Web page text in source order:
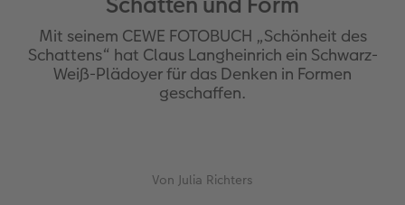
Jahrbuch gestalten
CEWE FOTOBUCH Kids
Panoramaseite
Designvorlagen
Bilderboxen
Premium Poster
Fotosticker
Fotos digitalisieren
Photo Streetmap Poster
Acrylglas
Alu-Dibond
Hartschaum
Dankeskarten Kommunion
Dankeskarten
Urlaubsgrüße
Papierqualitäten
Textilien
Schule & Büro
Foto-Geschenkbox
Handyhüllen
Wandkalender mit Design
NEU: Wandkalender Fineline
Kalender-Kundenbeispiele
Extras
Max Case
Smartflip
PopGrip
CEWE myPhotos
nachhaltiger Schenken
Danke sagen
Liebe schenken
Inspiration
Liebe schenken
Fototipps
Gestaltungsideen
Hochzeit
Mit seinem CEWE FOTOBUCH „Schönheit des
Schattens“ hat Claus Langheinrich ein Schwarz-
Weiß-Plädoyer für das Denken in Formen
geschaffen.
Von Julia Richters